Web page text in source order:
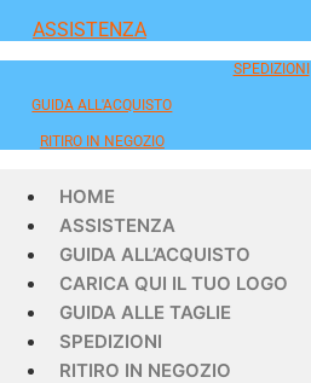
ASSISTENZA
SPEDIZIONI
GUIDA ALL'ACQUISTO
RITIRO IN NEGOZIO
HOME
ASSISTENZA
GUIDA ALL’ACQUISTO
CARICA QUI IL TUO LOGO
GUIDA ALLE TAGLIE
SPEDIZIONI
RITIRO IN NEGOZIO